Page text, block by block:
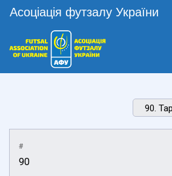
#
90
Асоціація футзалу України